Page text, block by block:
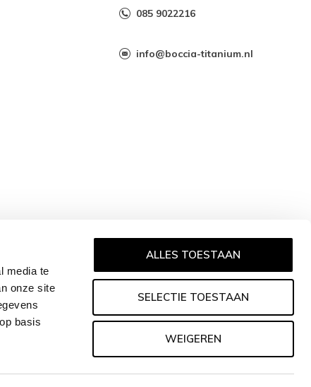
media te
onze site
basis
ALLES TOESTAAN
SELECTIE TOESTAAN
WEIGEREN
085 9022216
info@boccia-titanium.nl